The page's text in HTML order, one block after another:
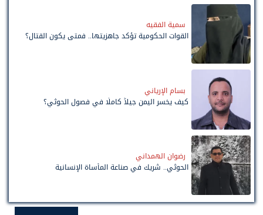
سمية الفقيه
القوات الحكومية تؤكد جاهزيتها.. فمتى يكون القتال؟
بسام الإرياني
كيف يخسر اليمن جيلاً كاملًا في فصول الحوثي؟
رضوان الهمداني
الحوثي.. شريك في صناعة المأساة الإنسانية